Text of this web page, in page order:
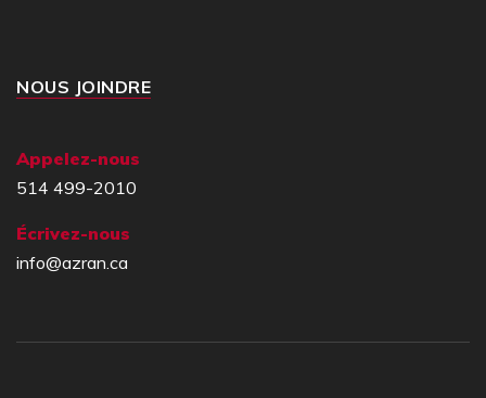
NOUS JOINDRE
Appelez-nous
514 499-2010
Écrivez-nous
info@azran.ca